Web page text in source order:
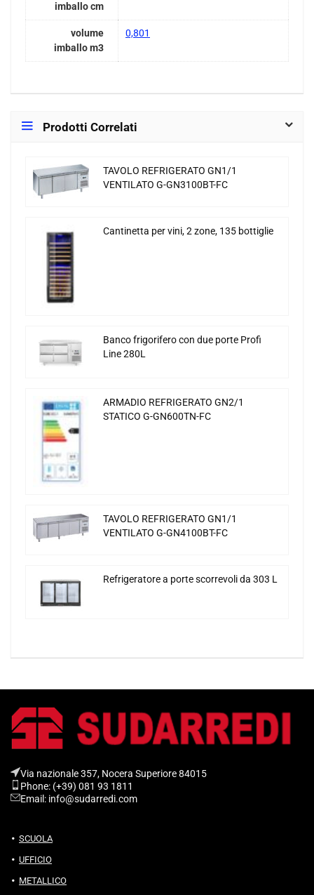
imballo cm
volume
imballo m3
0,801
Prodotti Correlati
TAVOLO REFRIGERATO GN1/1
VENTILATO G-GN3100BT-FC
Cantinetta per vini, 2 zone, 135 bottiglie
Banco frigorifero con due porte Profi
Line 280L
ARMADIO REFRIGERATO GN2/1
STATICO G-GN600TN-FC
TAVOLO REFRIGERATO GN1/1
VENTILATO G-GN4100BT-FC
Refrigeratore a porte scorrevoli da 303 L
Via nazionale 357, Nocera Superiore 84015​
Phone: (+39) 081 93 1811
Email: info@sudarredi.com
SCUOLA
UFFICIO
METALLICO